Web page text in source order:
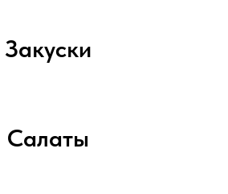
Закуски
Салаты